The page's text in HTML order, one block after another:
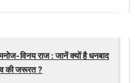
विनय राज : जानें क्यों है धनबाद
की जरूरत ?